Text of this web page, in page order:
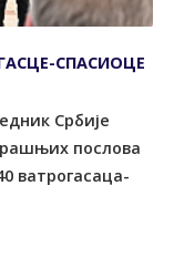
СПАСИОЦЕ
Србије
послова
ватрогасаца-